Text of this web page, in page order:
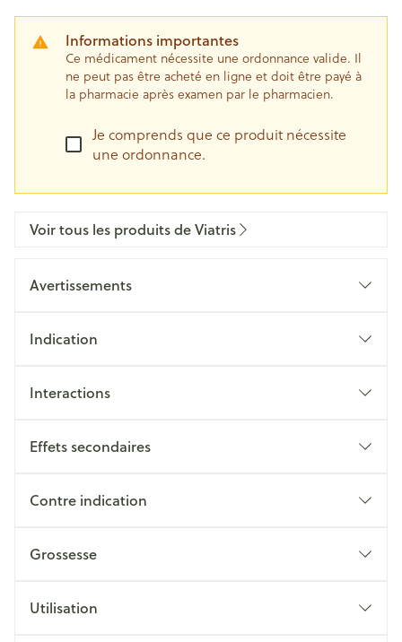
Informations importantes
Ce médicament nécessite une ordonnance valide. Il
ne peut pas être acheté en ligne et doit être payé à
la pharmacie après examen par le pharmacien.
Je comprends que ce produit nécessite
une ordonnance.
Voir tous les produits de Viatris
Avertissements
Indication
Interactions
Effets secondaires
Contre indication
Grossesse
Utilisation